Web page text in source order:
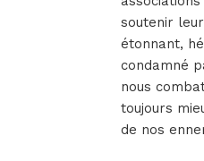
soutenir
étonnant,
condamné
nous
toujours
de nos